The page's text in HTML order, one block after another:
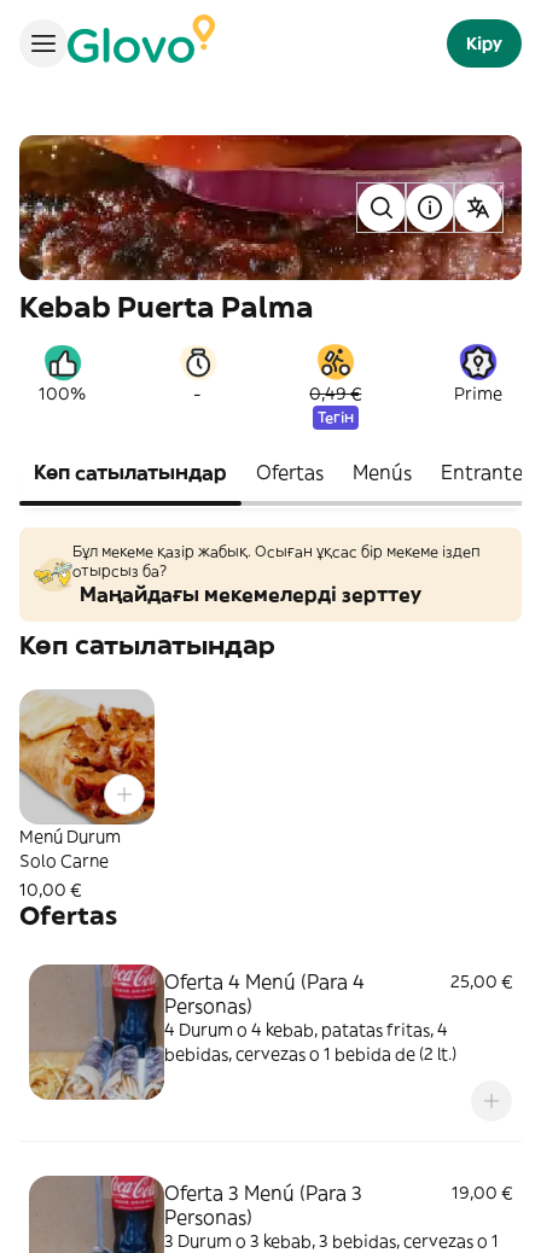
Кіру
Kebab Puerta Palma
100% - 0,49 €
Тегін
Prime
Көп сатылатындар Ofertas Menús Entrantes
Бұл мекеме қазір жабық. Осыған ұқсас бір мекеме іздеп
отырсыз ба?
Маңайдағы мекемелерді зерттеу
Көп сатылатындар
Menú Durum
Solo Carne
10,00 €
Ofertas
Oferta 4 Menú (Para 4
Personas)
25,00 €
4 Durum o 4 kebab, patatas fritas, 4
bebidas, cervezas o 1 bebida de (2 lt.)
Oferta 3 Menú (Para 3
Personas)
19,00 €
3 Durum o 3 kebab, 3 bebidas, cervezas o 1